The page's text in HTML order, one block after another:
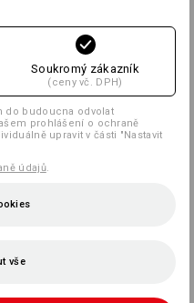
Soukromý zákazník
(ceny vč. DPH)
do budoucna odvolat
prohlášení o ochraně
upravit v části "Nastavit
údajů.
vše